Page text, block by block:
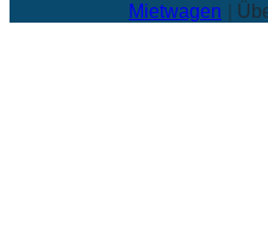
Mietwagen